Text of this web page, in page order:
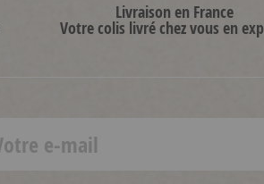
Livraison en France
Votre colis livré chez vous en